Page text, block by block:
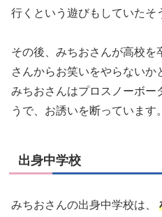
行くという遊びもしていたそ
その後、みちおさんが高校を
さんからお笑いをやらない
みちおさんはプロスノーボー
うで、お誘いを断っています。
出身中学校
みちおさんの出身中学校は、